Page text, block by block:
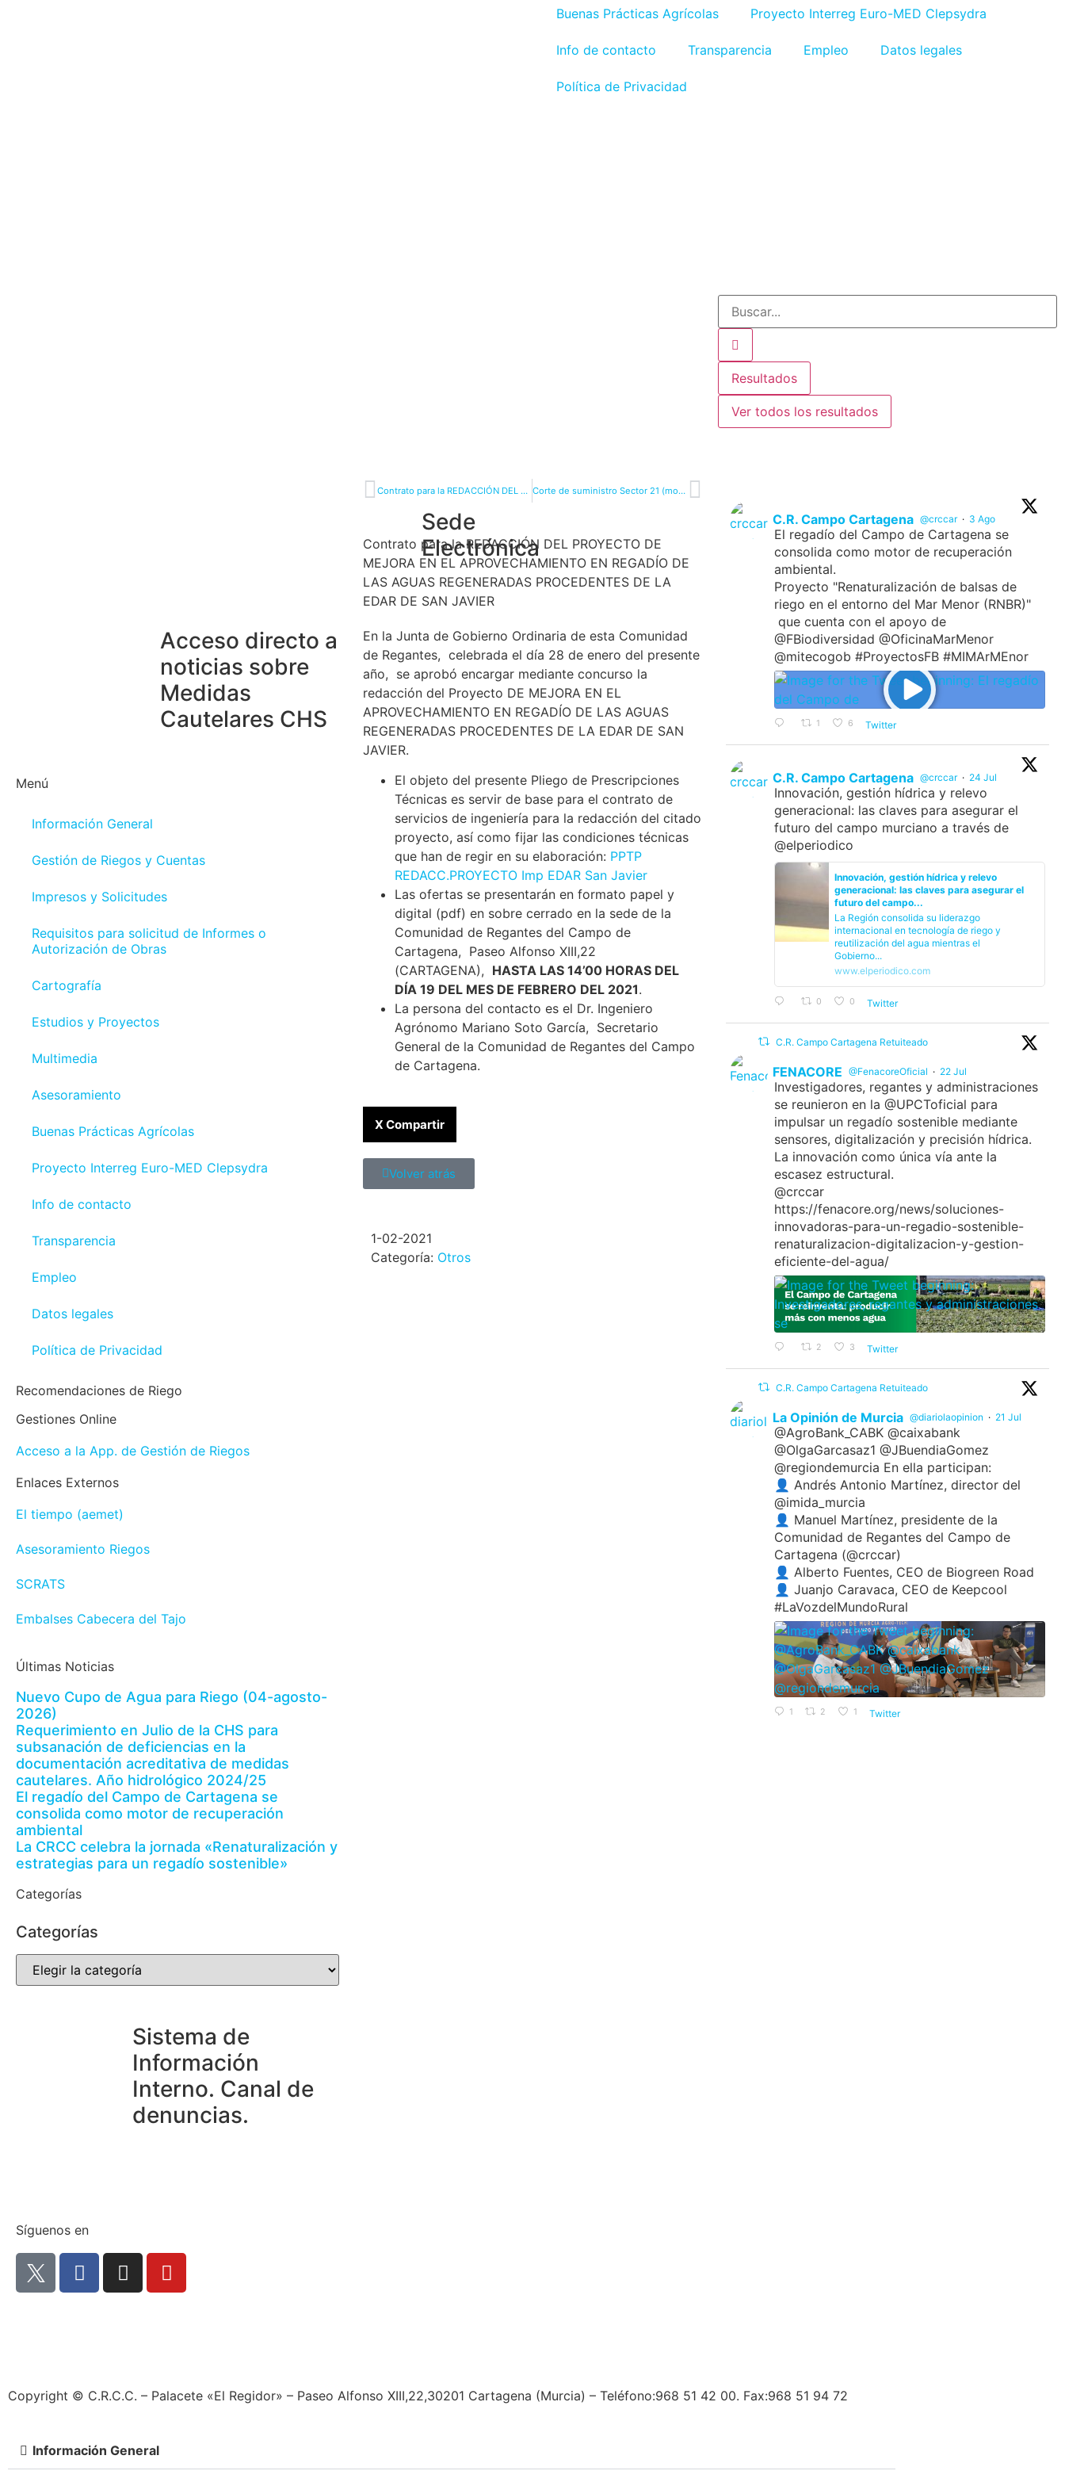
Buenas Prácticas Agrícolas Proyecto Interreg Euro-MED Clepsydra
Info de contacto Transparencia Empleo Datos legales
Política de Privacidad
Resultados
Ver todos los resultados
Sede
Electrónica
Acceso directo a
noticias sobre
Medidas
Cautelares CHS
Menú
Información General
Gestión de Riegos y Cuentas
Impresos y Solicitudes
Requisitos para solicitud de Informes o
Autorización de Obras
Cartografía
Estudios y Proyectos
Multimedia
Asesoramiento
Buenas Prácticas Agrícolas
Proyecto Interreg Euro-MED Clepsydra
Info de contacto
Transparencia
Empleo
Datos legales
Política de Privacidad
Recomendaciones de Riego
Gestiones Online
Acceso a la App. de Gestión de Riegos
Enlaces Externos
El tiempo (aemet)
Asesoramiento Riegos
SCRATS
Embalses Cabecera del Tajo
Últimas Noticias
Nuevo Cupo de Agua para Riego (04-agosto-
2026)
Requerimiento en Julio de la CHS para
subsanación de deficiencias en la
documentación acreditativa de medidas
cautelares. Año hidrológico 2024/25
El regadío del Campo de Cartagena se
consolida como motor de recuperación
ambiental
La CRCC celebra la jornada «Renaturalización y
estrategias para un regadío sostenible»
Categorías
Categorías
Sistema de
Información
Interno. Canal de
denuncias.
Síguenos en
Contrato para la REDACCIÓN DEL PROYECTO DE MEJORA EN EL APROVECHAMIENTO EN REGADÍO DE LAS AGUAS REGENERADAS PROCEDENTES DE LA EDAR DE TORRE-PACHECO Y DE LA EDAR DE LOS ALCÁZARES Corte de suministro Sector 21 (modificación)
Contrato para la REDACCIÓN DEL PROYECTO DE
MEJORA EN EL APROVECHAMIENTO EN REGADÍO DE
LAS AGUAS REGENERADAS PROCEDENTES DE LA
EDAR DE SAN JAVIER
En la Junta de Gobierno Ordinaria de esta Comunidad
de Regantes, celebrada el día 28 de enero del presente
año, se aprobó encargar mediante concurso la
redacción del Proyecto DE MEJORA EN EL
APROVECHAMIENTO EN REGADÍO DE LAS AGUAS
REGENERADAS PROCEDENTES DE LA EDAR DE SAN
JAVIER.
El objeto del presente Pliego de Prescripciones
Técnicas es servir de base para el contrato de
servicios de ingeniería para la redacción del citado
proyecto, así como fijar las condiciones técnicas
que han de regir en su elaboración: PPTP
REDACC.PROYECTO Imp EDAR San Javier
Las ofertas se presentarán en formato papel y
digital (pdf) en sobre cerrado en la sede de la
Comunidad de Regantes del Campo de
Cartagena, Paseo Alfonso XIII,22
(CARTAGENA), HASTA LAS 14’00 HORAS DEL
DÍA 19 DEL MES DE FEBRERO DEL 2021.
La persona del contacto es el Dr. Ingeniero
Agrónomo Mariano Soto García, Secretario
General de la Comunidad de Regantes del Campo
de Cartagena.
X Compartir
Volver atrás
1-02-2021
Categoría: Otros
C.R. Campo Cartagena @crccar · 3 Ago
El regadío del Campo de Cartagena se
consolida como motor de recuperación
ambiental.
Proyecto "Renaturalización de balsas de
riego en el entorno del Mar Menor (RNBR)"
que cuenta con el apoyo de
@FBiodiversidad @OficinaMarMenor
@mitecogob #ProyectosFB #MIMArMEnor
1 6 Twitter
C.R. Campo Cartagena @crccar · 24 Jul
Innovación, gestión hídrica y relevo
generacional: las claves para asegurar el
futuro del campo murciano a través de
@elperiodico
Innovación, gestión hídrica y relevo
generacional: las claves para asegurar el
futuro del campo...
La Región consolida su liderazgo
internacional en tecnología de riego y
reutilización del agua mientras el
Gobierno...
www.elperiodico.com
0 0 Twitter
C.R. Campo Cartagena Retuiteado
FENACORE @FenacoreOficial · 22 Jul
Investigadores, regantes y administraciones
se reunieron en la @UPCToficial para
impulsar un regadío sostenible mediante
sensores, digitalización y precisión hídrica.
La innovación como única vía ante la
escasez estructural.
@crccar
https://fenacore.org/news/soluciones-
innovadoras-para-un-regadio-sostenible-
renaturalizacion-digitalizacion-y-gestion-
eficiente-del-agua/
2 3 Twitter
C.R. Campo Cartagena Retuiteado
La Opinión de Murcia @diariolaopinion · 21 Jul
@AgroBank_CABK @caixabank
@OlgaGarcasaz1 @JBuendiaGomez
@regiondemurcia En ella participan:
👤 Andrés Antonio Martínez, director del
@imida_murcia
👤 Manuel Martínez, presidente de la
Comunidad de Regantes del Campo de
Cartagena (@crccar)
👤 Alberto Fuentes, CEO de Biogreen Road
👤 Juanjo Caravaca, CEO de Keepcool
#LaVozdelMundoRural
1 2 1 Twitter
Copyright © C.R.C.C. – Palacete «El Regidor» – Paseo Alfonso XIII,22,30201 Cartagena (Murcia) – Teléfono:968 51 42 00. Fax:968 51 94 72
Información General